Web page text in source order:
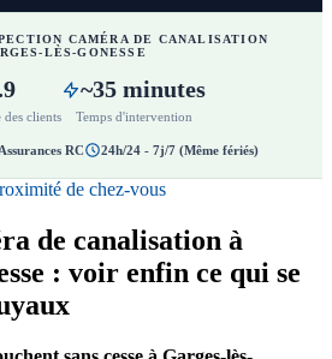
CAMÉRA DE CANALISATION
LÈS-GONESSE
clients
~35 minutes
Temps d'intervention
RC 24h/24 - 7j/7 (Même fériés)
de chez-vous
de canalisation à
: voir enfin ce qui se